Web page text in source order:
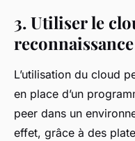
3. Utiliser le
L’utilisation du cloud
en place d’un
peer dans un
effet, grâce à des